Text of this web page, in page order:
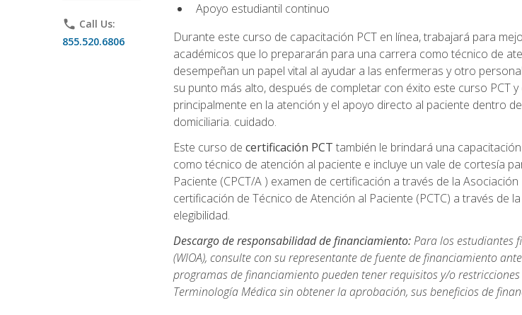
phone Call Us:
855.520.6806
Apoyo estudiantil continuo
Durante este curso de capacitación PCT en línea, trabajará para
académicos que lo prepararán para una carrera como técnico de
desempeñan un papel vital al ayudar a las enfermeras y otro
su punto más alto, después de completar con éxito este curso PCT
principalmente en la atención y el apoyo directo al paciente dentro
domiciliaria. cuidado.
Este curso de certificación PCT también le brindará una
como técnico de atención al paciente e incluye un vale de cortesía
Paciente (CPCT/A ) examen de certificación a través de la
certificación de Técnico de Atención al Paciente (PCTC) a través de
elegibilidad.
Descargo de responsabilidad de financiamiento:Para los estudiantes
(WIOA), consulte con su representante de fuente de financiamiento
programas de financiamiento pueden tener requisitos y/o
Terminología Médica sin obtener la aprobación, sus beneficios de